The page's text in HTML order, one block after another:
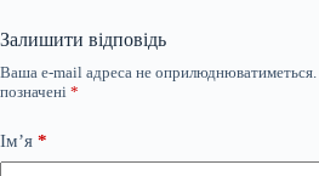
Залишити відповідь
Ваша e-mail адреса не оприлюднюватиметься.
позначені *
Ім’я *